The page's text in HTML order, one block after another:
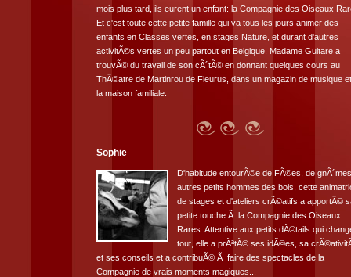
mois plus tard, ils eurent un enfant: la Compagnie des Oiseaux
Et c'est toute cette petite famille qui va tous les jours animer des
enfants en Classes vertes, en stages Nature, et durant d'autres
activitÃ©s vertes un peu partout en Belgique. Madame Guitare a
trouvÃ© du travail de son cÃ´tÃ© en donnant quelques cours au
ThÃ©atre de Martinrou de Fleurus, dans un magazin de musique
la maison familiale.
Sophie
D'habitude entourÃ©e de FÃ©es, de
autres petits hommes des bois, cette
de stages et d'ateliers crÃ©atifs a apportÃ©
petite touche Ã la Compagnie des Oiseaux
Rares. Attentive aux petits dÃ©tails qui
tout, elle a prÃªtÃ© ses idÃ©es, sa
et ses conseils et a contribuÃ© Ã faire des spectacles de la
Compagnie de vrais moments magiques...